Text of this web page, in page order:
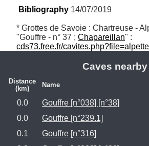
Bibliography 14/07/2019
* Grottes de Savoie : Chartreuse -
"Gouffre - n° 37 ; Chapareillan
cds73.free.fr/cavites.php?file=alpette
Caves nearby
Distance
(km)
Name
0.0 Gouffre [n°038] [n°38]
0.0
Gouffre [n°239.1]
0.1
Gouffre [n°316]